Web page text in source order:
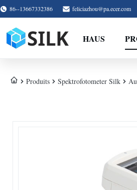
86--13667332386 feliciazhou@pa.ecer.com
HAUS
Produits Spektrofotometer Silk